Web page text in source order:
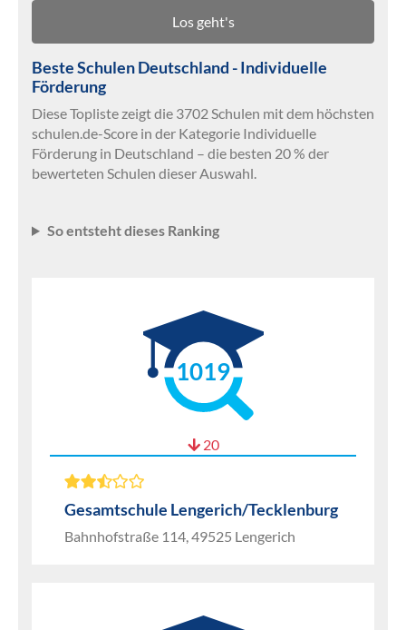
Los geht's
Beste Schulen Deutschland - Individuelle
Förderung
Diese Topliste zeigt die 3702 Schulen mit dem höchsten
schulen.de-Score in der Kategorie Individuelle
Förderung in Deutschland – die besten 20 % der
bewerteten Schulen dieser Auswahl.
So entsteht dieses Ranking
1019
20
Gesamtschule Lengerich/Tecklenburg
Bahnhofstraße 114, 49525 Lengerich